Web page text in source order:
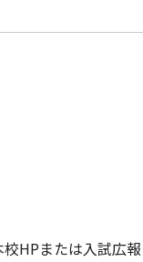
HPまたは入試広報